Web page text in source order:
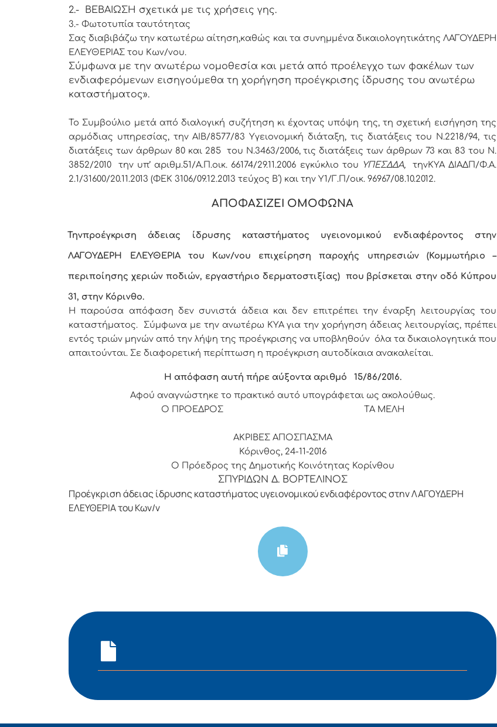
2.- ΒΕΒΑΙΩΣΗ σχετικά με τις χρήσεις γης.
3.- Φωτοτυπία ταυτότητας
Σας διαβιβάζω την κατωτέρω αίτηση,καθώς και τα συνημμένα δικαιολογητικάτηςΛΑΓΟΥΔΕΡΗ
ΕΛΕΥΘΕΡΙΑΣ του Κων/νου.
Σύμφωνα με την ανωτέρω νομοθεσία και μετά από προέλεγχο των φακέλων των
ενδιαφερόμενων εισηγούμεθα τη χορήγηση προέγκρισης ίδρυσης του ανωτέρω
καταστήματος».
Το Συμβούλιο μετά από διαλογική συζήτηση κι έχοντας υπόψη της, τη σχετική εισήγηση της
αρμόδιας υπηρεσίας, την ΑΙΒ/8577/83 Υγειονομική διάταξη, τις διατάξεις του Ν.2218/94, τις
διατάξεις των άρθρων 80 και 285 του Ν.3463/2006, τις διατάξεις των άρθρων 73 και 83 του Ν.
3852/2010 την υπ’ αριθμ.51/Α.Π.οικ. 66174/29.11.2006 εγκύκλιο του ΥΠΕΣΔΔΑ, τηνΚΥΑ ΔΙΑΔΠ/Φ.Α.
2.1/31600/20.11.2013 (ΦΕΚ 3106/09.12.2013 τεύχος Β΄) και την Υ1/Γ.Π/οικ. 96967/08.10.2012.
ΑΠΟΦΑΣΙΖΕΙ ΟΜΟΦΩΝΑ
Τηνπροέγκριση άδειας ίδρυσης καταστήματος υγειονομικού ενδιαφέροντος στην
ΛΑΓΟΥΔΕΡΗ ΕΛΕΥΘΕΡΙΑ του Κων/νου επιχείρηση παροχής υπηρεσιών (Κομμωτήριο –
περιποίησης χεριών ποδιών, εργαστήριο δερματοστιξίας) που βρίσκεται στην οδό Κύπρου
31, στην Κόρινθο.
Η παρούσα απόφαση δεν συνιστά άδεια και δεν επιτρέπει την έναρξη λειτουργίας του
καταστήματος. Σύμφωνα με την ανωτέρω ΚΥΑ για την χορήγηση άδειας λειτουργίας, πρέπει
εντός τριών μηνών από την λήψη της προέγκρισης να υποβληθούν όλα τα δικαιολογητικά που
απαιτούνται. Σε διαφορετική περίπτωση η προέγκριση αυτοδίκαια ανακαλείται.
Η απόφαση αυτή πήρε αύξοντα αριθμό 15/86/2016.
Αφού αναγνώστηκε το πρακτικό αυτό υπογράφεται ως ακολούθως.
Ο ΠΡΟΕΔΡΟΣ ΤΑ ΜΕΛΗ
ΑΚΡΙΒΕΣ ΑΠΟΣΠΑΣΜΑ
Κόρινθος, 24-11-2016
Ο Πρόεδρος της Δημοτικής Κοινότητας Κορίνθου
ΣΠΥΡΙΔΩΝ Δ. ΒΟΡΤΕΛΙΝΟΣ
Προέγκριση άδειας ίδρυσης καταστήματος υγειονομικού ενδιαφέροντος στην ΛΑΓΟΥΔΕΡΗ
ΕΛΕΥΘΕΡΙΑ του Κων/ν